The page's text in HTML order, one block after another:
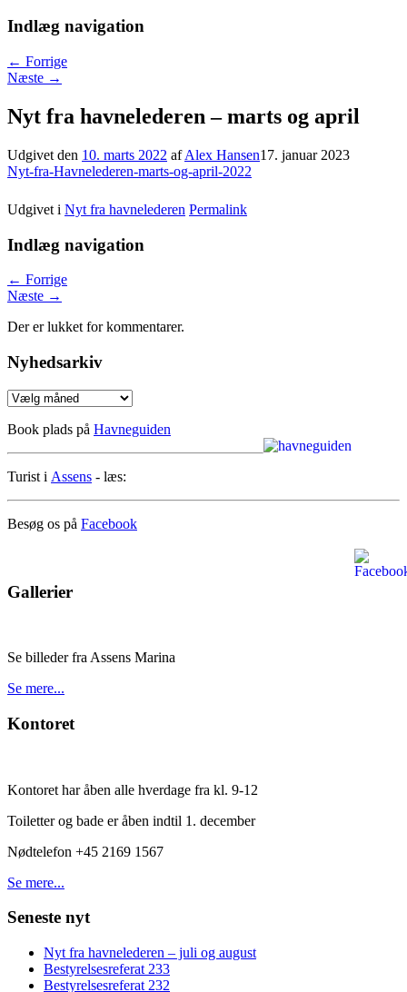
Indlæg navigation
← Forrige
Næste →
Nyt fra havnelederen – marts og april
Udgivet den 10. marts 2022 afAlex Hansen17. januar 2023
Nyt-fra-Havnelederen-marts-og-april-2022
Udgivet i Nyt fra havnelederen Permalink
Indlæg navigation
← Forrige
Næste →
Der er lukket for kommentarer.
Nyhedsarkiv
Nyhedsarkiv
Book plads på Havneguiden
Turist i Assens - læs:
Besøg os på Facebook
Gallerier
Se billeder fra Assens Marina
Se mere...
Kontoret
Kontoret har åben alle hverdage fra kl. 9-12
Toiletter og bade er åben indtil 1. december
Nødtelefon +45 2169 1567
Se mere...
Seneste nyt
Nyt fra havnelederen – juli og august
Bestyrelsesreferat 233
Bestyrelsesreferat 232